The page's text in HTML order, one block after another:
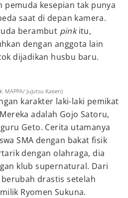
pemuda kesepian tak punya
saat di depan kamera.
berambut pinkitu,
dengan anggota lain
dijadikan husbu baru.
MAPPA/ Jujutsu Kaisen)
karakter laki-laki pemikat
adalah Gojo Satoru,
Geto. Cerita utamanya
SMA dengan bakat fisik
dengan olahraga, dia
klub supernatural. Dari
drastis setelah
Ryomen Sukuna.